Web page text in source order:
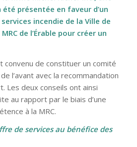
présentée en faveur d’un
incendie de la Ville de
de l’Érable pour créer un
convenu de constituer un comité
l’avant avec la recommandation
Les deux conseils ont ainsi
au rapport par le biais d’une
à la MRC.
de services au bénéfice des